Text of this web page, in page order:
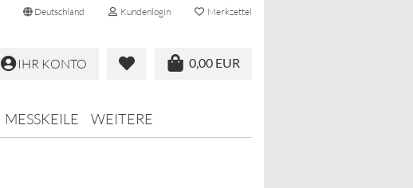
Deutschland Kundenlogin Merkzettel
0,00 EUR
IHR KONTO
MESSKEILE WEITERE